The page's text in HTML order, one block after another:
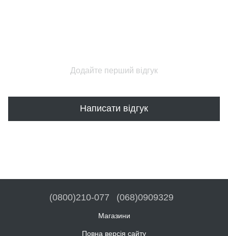
Додайте перший відгук
Написати відгук
(0800)210-077 (068)0909329
Магазини
Повна версія сайту